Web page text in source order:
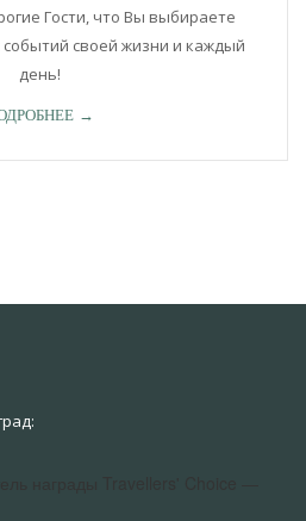
Гости, что Вы выбираете
событий своей жизни и каждый
день!
→